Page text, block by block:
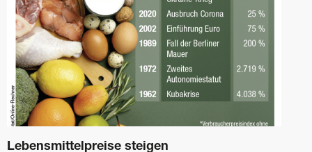
Lebensmittelpreise steigen